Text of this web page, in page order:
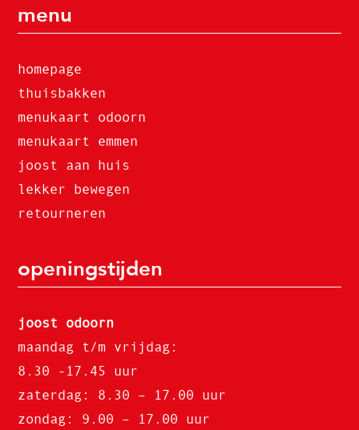
menu
homepage
thuisbakken
menukaart odoorn
menukaart emmen
joost aan huis
lekker bewegen
retourneren
openingstijden
joost odoorn
maandag t/m vrijdag:
8.30 -17.45 uur
zaterdag: 8.30 – 17.00 uur
zondag: 9.00 – 17.00 uur